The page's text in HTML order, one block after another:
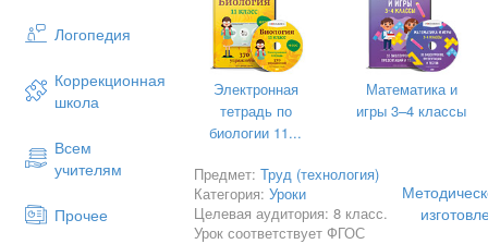
Логопедия
Коррекционная
школа
Всем
учителям
Прочее
Электронная
тетрадь по
биологии 11...
Математика и
игры 3–4 классы
Предмет:Труд (технология)
Категория:Уроки
Целевая аудитория: 8 класс.
Урок соответствует ФГОС